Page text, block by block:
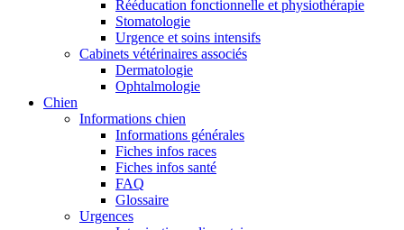
Rééducation fonctionnelle et physiothérapie
Stomatologie
Urgence et soins intensifs
Cabinets vétérinaires associés
Dermatologie
Ophtalmologie
Chien
Informations chien
Informations générales
Fiches infos races
Fiches infos santé
FAQ
Glossaire
Urgences